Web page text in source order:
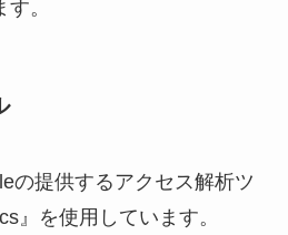
。
の提供するアクセス解析ツ
』を使用しています。